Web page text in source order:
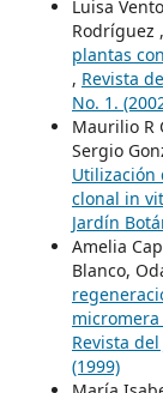
Luisa
Rodríguez
plantas
, Revista
No. 1.
Maurilio R
Sergio
Utilización
clonal in
Jardín
Amelia
Blanco,
Revista
(1999)